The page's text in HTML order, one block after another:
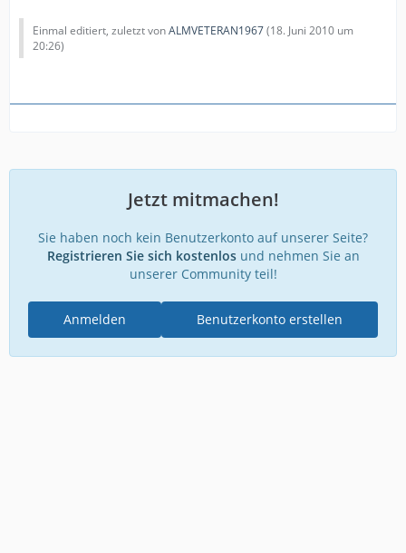
Einmal editiert, zuletzt vonALMVETERAN1967(18. Juni 2010 um
20:26)
Jetzt mitmachen!
Sie haben noch kein Benutzerkonto auf unserer Seite?
Registrieren Sie sich kostenlosund nehmen Sie an
unserer Community teil!
Benutzerkonto erstellen
Anmelden